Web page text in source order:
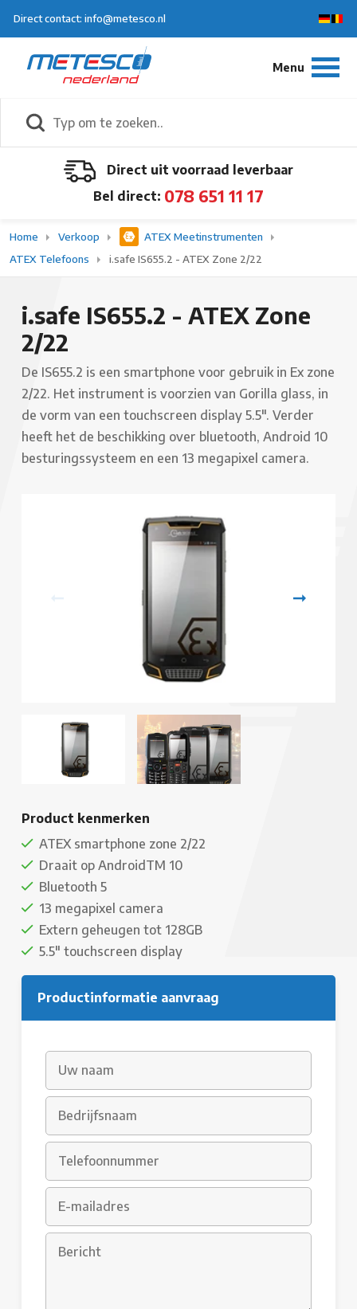
Direct contact: info@metesco.nl
Direct uit voorraad leverbaar
Bel direct: 078 651 11 17
Home Verkoop
ATEX Meetinstrumenten
ATEX Telefoons
i.safe IS655.2 - ATEX Zone 2/22
i.safe IS655.2 - ATEX Zone
2/22
De IS655.2 is een smartphone voor gebruik in Ex zone
2/22. Het instrument is voorzien van Gorilla glass, in
de vorm van een touchscreen display 5.5". Verder
heeft het de beschikking over bluetooth, Android 10
besturingssysteem en een 13 megapixel camera.
Product kenmerken
ATEX smartphone zone 2/22
Draait op AndroidTM 10
Bluetooth 5
13 megapixel camera
Extern geheugen tot 128GB
5.5" touchscreen display
Productinformatie aanvraag